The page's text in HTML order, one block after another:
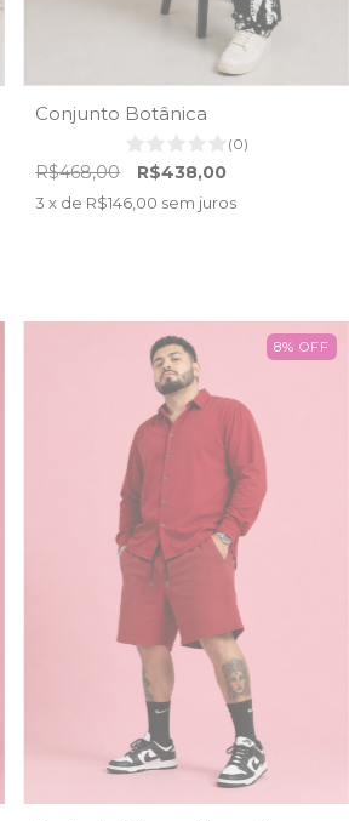
Conjunto Botânica
(0)
R$468,00 R$438,00
3 x de R$146,00 sem juros
8% OFF